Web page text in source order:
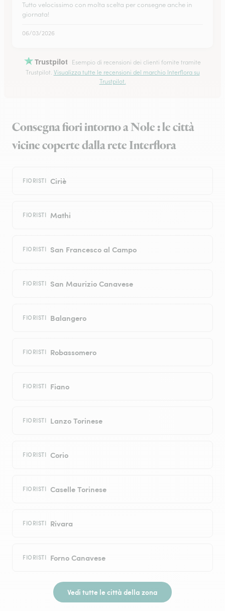
Tutto velocissimo con molta scelta per consegne anche in
giornata!
06/03/2026
Trustpilot
Esempio di recensioni dei clienti fornite tramite
Trustpilot. Visualizza tutte le recensioni del marchio Interflora su
Trustpilot.
Consegna fiori intorno a Nole : le città
vicine coperte dalla rete Interflora
FIORISTI Ciriè
FIORISTI Mathi
FIORISTI San Francesco al Campo
FIORISTI San Maurizio Canavese
FIORISTI Balangero
FIORISTI Robassomero
FIORISTI Fiano
FIORISTI Lanzo Torinese
FIORISTI Corio
FIORISTI Caselle Torinese
FIORISTI Rivara
FIORISTI Forno Canavese
Vedi tutte le città della zona